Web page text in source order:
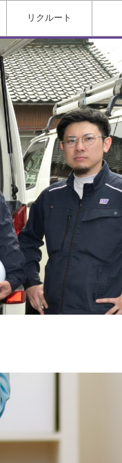
リクルート